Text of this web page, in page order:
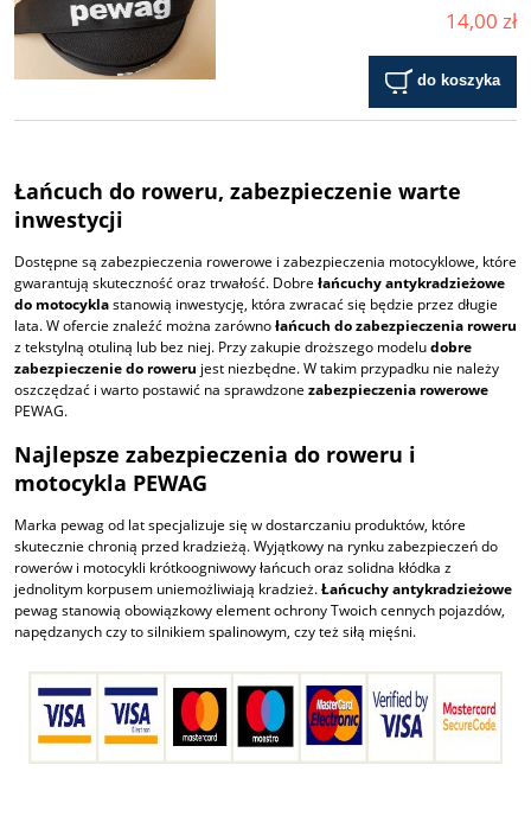
14,00 zł
do koszyka
Łańcuch do roweru, zabezpieczenie warte
inwestycji
Dostępne są zabezpieczenia rowerowe i zabezpieczenia motocyklowe, które
gwarantują skuteczność oraz trwałość. Dobre łańcuchy antykradzieżowe
do motocyklastanowią inwestycję, która zwracać się będzie przez długie
lata. W ofercie znaleźć można zarównołańcuch do zabezpieczenia roweru
z tekstylną otuliną lub bez niej. Przy zakupie droższego modeludobre
zabezpieczenie do roweru jest niezbędne. W takim przypadku nie należy
oszczędzać i warto postawić na sprawdzone zabezpieczenia rowerowe
PEWAG.
Najlepsze zabezpieczenia do roweru i
motocykla PEWAG
Marka pewag od lat specjalizuje się w dostarczaniu produktów, które
skutecznie chronią przed kradzieżą. Wyjątkowy na rynku zabezpieczeń do
rowerów i motocykli krótkoogniwowy łańcuch oraz solidna kłódka z
jednolitym korpusem uniemożliwiają kradzież.Łańcuchy antykradzieżowe
pewag stanowią obowiązkowy element ochrony Twoich cennych pojazdów,
napędzanych czy to silnikiem spalinowym, czy też siłą mięśni.